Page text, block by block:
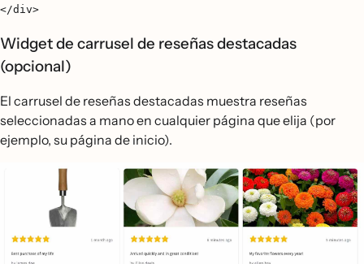
</div>
Widget de carrusel de reseñas destacadas
(opcional)
El carrusel de reseñas destacadas muestra reseñas
seleccionadas a mano en cualquier página que elija (por
ejemplo, su página de inicio).